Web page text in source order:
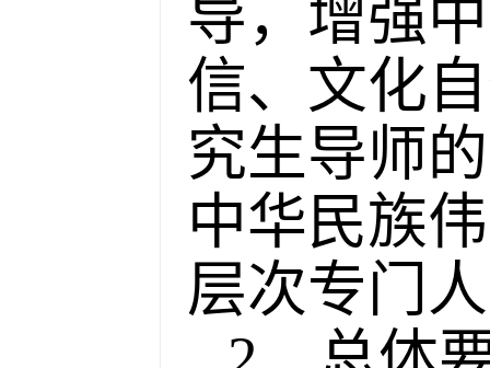
导，增强
信、文化
究生导师
中华民族
层次专门